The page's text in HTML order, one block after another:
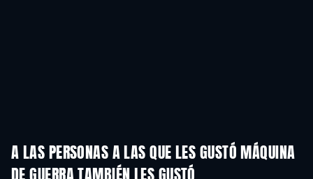
A LAS PERSONAS A LAS QUE LES GUSTÓ MÁQUINA